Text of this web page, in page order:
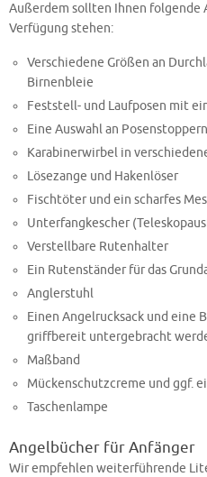
Außerdem sollten Ihnen folgende
Verfügung stehen:
Verschiedene Größen an
Birnenbleie
Feststell- und Laufposen mit
Eine Auswahl an
Karabinerwirbel in
Lösezange und Hakenlöser
Fischtöter und ein scharfes
Unterfangkescher
Verstellbare Rutenhalter
Ein Rutenständer für das
Anglerstuhl
Einen Angelrucksack und eine
griffbereit untergebracht
Maßband
Mückenschutzcreme und ggf.
Taschenlampe
Angelbücher für Anfänger
Wir empfehlen weiterführende